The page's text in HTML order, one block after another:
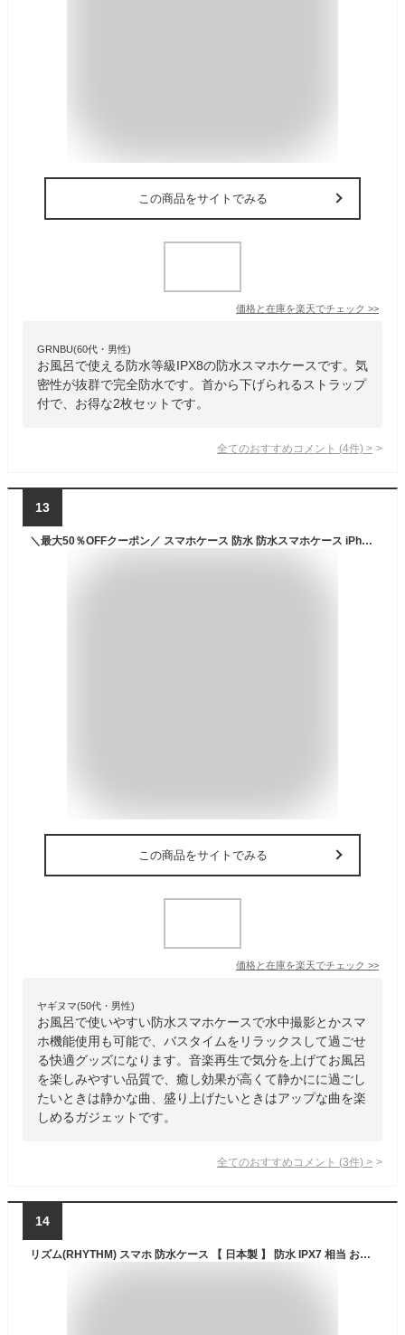
この商品をサイトでみる
価格と在庫を楽天でチェック >>
GRNBU(60代・男性)
お風呂で使える防水等級IPX8の防水スマホケースです。気
密性が抜群で完全防水です。首から下げられるストラップ
付で、お得な2枚セットです。
全てのおすすめコメント (4件) >
13
＼最大50％OFFクーポン／ スマホケース 防水 防水スマホケース iPhone スマホ 防水 ケース 防水スマホポーチ 防水ポーチ ケース プール 海 海水浴 水中撮影 水中 写真 海 レジャー スマホ ストラップ 16 15 Promax Pro IPX8 全機種対応 プール 携帯防水ケース
この商品をサイトでみる
価格と在庫を楽天でチェック >>
ヤギヌマ(50代・男性)
お風呂で使いやすい防水スマホケースで水中撮影とかスマ
ホ機能使用も可能で、バスタイムをリラックスして過ごせ
る快適グッズになります。音楽再生で気分を上げてお風呂
を楽しみやすい品質で、癒し効果が高くて静かにに過ごし
たいときは静かな曲、盛り上げたいときはアップな曲を楽
しめるガジェットです。
全てのおすすめコメント (3件) >
14
リズム(RHYTHM) スマホ 防水ケース 【 日本製 】 防水 IPX7 相当 お風呂 OK 角度調節可能な収納 スタンド ・ 壁掛け 背面 マグネット 白色 14.3x22.3x3.2cm Made in Japan シャワー・ウォールマウント 「MAGCASE S」 9YY018RH03